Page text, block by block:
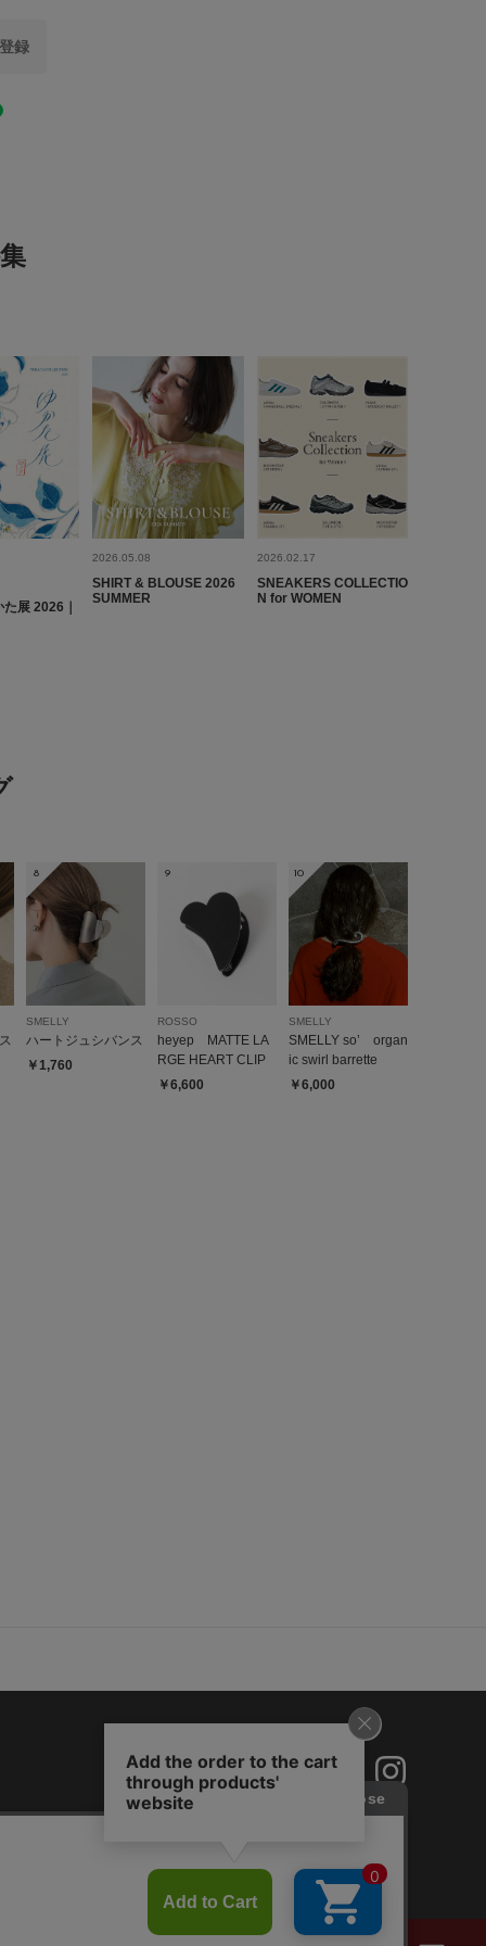
たり具合やパソコンなどの閲覧環境により、実際の
、商品単体の画像をご参照ください。
すすめ▼
韓国
レビューはありません。
とじる
録
展 2026｜
2026.05.08
SHIRT & BLOUSE 2026
SUMMER
2026.02.17
SNEAKERS COLLECTIO
N for WOMEN
8
SMELLY
ハートジュシバンス
￥1,760
9
ROSSO
heyep MATTE LA
RGE HEART CLIP
￥6,600
10
SMELLY
SMELLY so’ organ
ic swirl barrette
￥6,000